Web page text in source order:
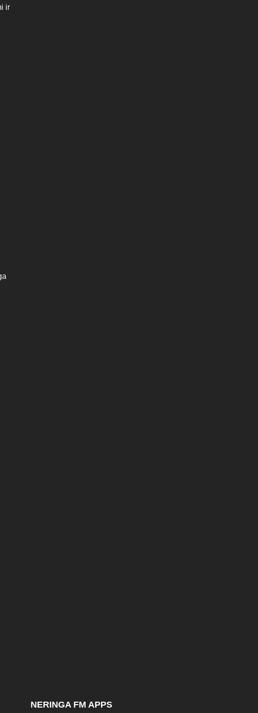
ir
NERINGA FM APPS